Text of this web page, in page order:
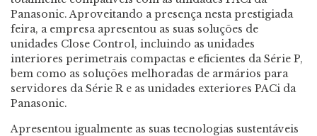
Panasonic. Aproveitando a presença nesta prestigiada
feira, a empresa apresentou as suas soluções de
unidades Close Control, incluindo as unidades
interiores perimetrais compactas e eficientes da Série P,
bem como as soluções melhoradas de armários para
servidores da Série R e as unidades exteriores PACi da
Panasonic.
Apresentou igualmente as suas tecnologias sustentáveis